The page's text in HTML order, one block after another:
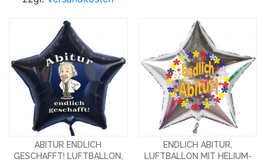
ABITUR ENDLICH
GESCHAFFT! LUFTBALLON,
ENDLICH ABITUR,
LUFTBALLON MIT HELIUM-